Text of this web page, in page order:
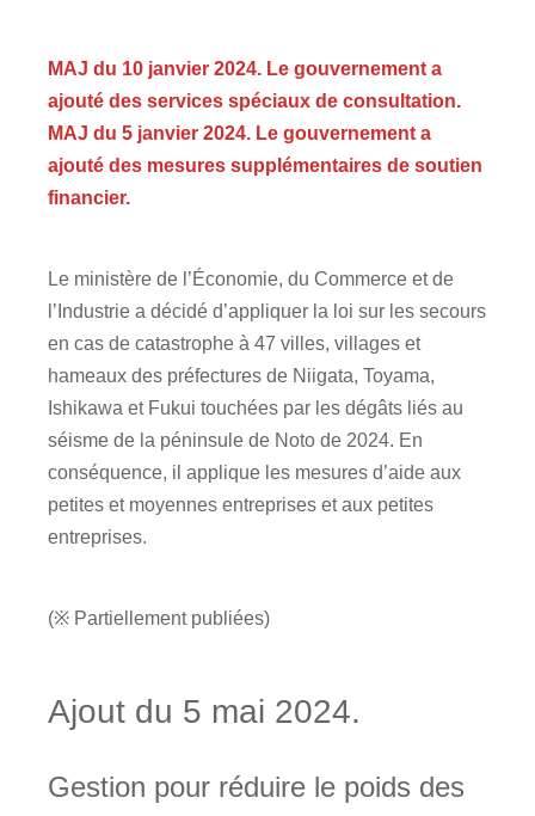
MAJ du 10 janvier 2024. Le gouvernement a
ajouté des services spéciaux de consultation.
MAJ du 5 janvier 2024. Le gouvernement a
ajouté des mesures supplémentaires de soutien
financier.
Le ministère de l’Économie, du Commerce et de
l’Industrie a décidé d’appliquer la loi sur les secours
en cas de catastrophe à 47 villes, villages et
hameaux des préfectures de Niigata, Toyama,
Ishikawa et Fukui touchées par les dégâts liés au
séisme de la péninsule de Noto de 2024. En
conséquence, il applique les mesures d’aide aux
petites et moyennes entreprises et aux petites
entreprises.
(※ Partiellement publiées)
Ajout du 5 mai 2024.
Gestion pour réduire le poids des